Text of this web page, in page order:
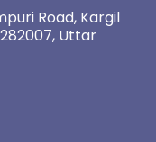
Road, Kargil
Uttar